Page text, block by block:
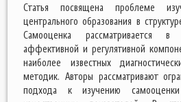
Статья посвящена проблеме
центрального образования в
Самооценка рассматривается в
аффективной и регулятивной
наиболее известных
методик. Авторы рассматривают
подхода к изучению